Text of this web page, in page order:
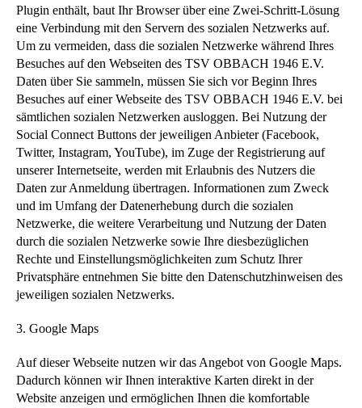
Plugin enthält, baut Ihr Browser über eine Zwei-Schritt-Lösung
eine Verbindung mit den Servern des sozialen Netzwerks auf.
Um zu vermeiden, dass die sozialen Netzwerke während Ihres
Besuches auf den Webseiten des TSV OBBACH 1946 E.V.
Daten über Sie sammeln, müssen Sie sich vor Beginn Ihres
Besuches auf einer Webseite des TSV OBBACH 1946 E.V. bei
sämtlichen sozialen Netzwerken ausloggen. Bei Nutzung der
Social Connect Buttons der jeweiligen Anbieter (Facebook,
Twitter, Instagram, YouTube), im Zuge der Registrierung auf
unserer Internetseite, werden mit Erlaubnis des Nutzers die
Daten zur Anmeldung übertragen. Informationen zum Zweck
und im Umfang der Datenerhebung durch die sozialen
Netzwerke, die weitere Verarbeitung und Nutzung der Daten
durch die sozialen Netzwerke sowie Ihre diesbezüglichen
Rechte und Einstellungsmöglichkeiten zum Schutz Ihrer
Privatsphäre entnehmen Sie bitte den Datenschutzhinweisen des
jeweiligen sozialen Netzwerks.
3. Google Maps
Auf dieser Webseite nutzen wir das Angebot von Google Maps.
Dadurch können wir Ihnen interaktive Karten direkt in der
Website anzeigen und ermöglichen Ihnen die komfortable